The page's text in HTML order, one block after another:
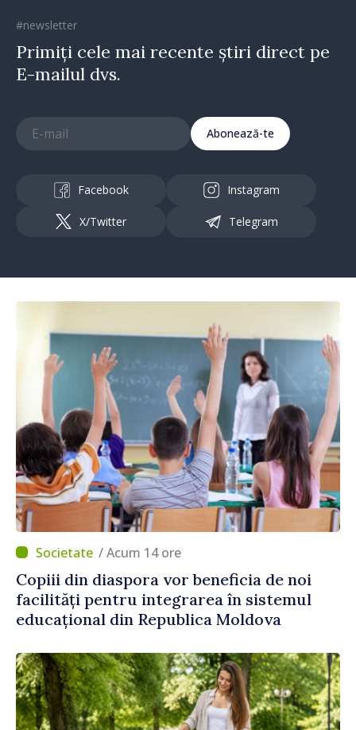
#newsletter
Primiți cele mai recente știri direct pe
E-mailul dvs.
Abonează-te
Facebook Instagram
X/Twitter Telegram
/ Acum 14 ore
Copiii din diaspora vor beneficia de noi
facilități pentru integrarea în sistemul
educațional din Republica Moldova